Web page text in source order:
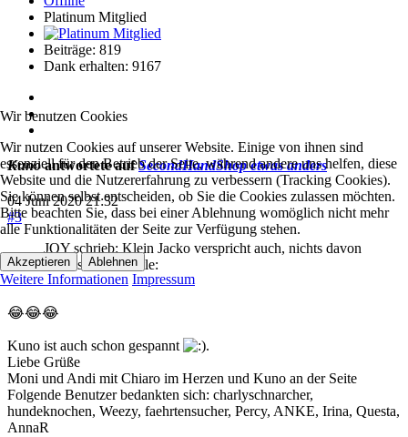
Platinum Mitglied
Beiträge: 819
Dank erhalten: 9167
Kunoantwortete aufSecondHandShop etwas anders
04 Juni 2020 21:32
#3
JOY schrieb: Klein Jacko verspricht auch, nichts davon
zu "testen" :whistle:
😂😂😂
Kuno ist auch schon gespannt
.
Liebe Grüße
Moni und Andi mit Chiaro im Herzen und Kuno an der Seite
Folgende Benutzer bedankten sich: charlyschnarcher,
hundeknochen, Weezy, faehrtensucher, Percy, ANKE, Irina, Questa,
AnnaR
Wir benutzen Cookies
Wir nutzen Cookies auf unserer Website. Einige von ihnen sind
essenziell für den Betrieb der Seite, während andere uns helfen, diese
Website und die Nutzererfahrung zu verbessern (Tracking Cookies).
Sie können selbst entscheiden, ob Sie die Cookies zulassen möchten.
Bitte beachten Sie, dass bei einer Ablehnung womöglich nicht mehr
alle Funktionalitäten der Seite zur Verfügung stehen.
Akzeptieren Ablehnen
Weitere Informationen Impressum